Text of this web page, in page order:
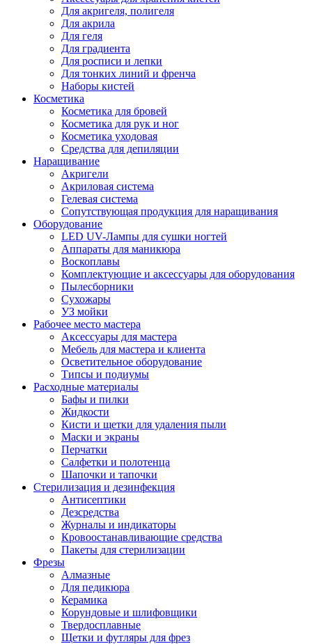
Для акригеля, полигеля
Для акрила
Для геля
Для градиента
Для росписи и лепки
Для тонких линий и френча
Наборы кистей
Косметика
Косметика для бровей
Косметика для рук и ног
Косметика уходовая
Средства для депиляции
Наращивание
Акригели
Акриловая система
Гелевая система
Сопутствующая продукция для наращивания
Оборудование
LED UV-Лампы для сушки ногтей
Аппараты для маникюра
Воскоплавы
Комплектующие и аксессуары для оборудования
Пылесборники
Сухожары
УЗ мойки
Рабочее место мастера
Аксессуары для мастера
Мебель для мастера и клиента
Осветительное оборудование
Типсы и подиумы
Расходные материалы
Бафы и пилки
Жидкости
Кисти и щетки для удаления пыли
Маски и экраны
Перчатки
Салфетки и полотенца
Шапочки и тапочки
Стерилизация и дезинфекция
Антисептики
Дезсредства
Журналы и индикаторы
Кровоостанавливающие средства
Пакеты для стерилизации
Фрезы
Алмазные
Для педикюра
Керамика
Корундовые и шлифовщики
Твердосплавные
Щетки и футляры для фрез